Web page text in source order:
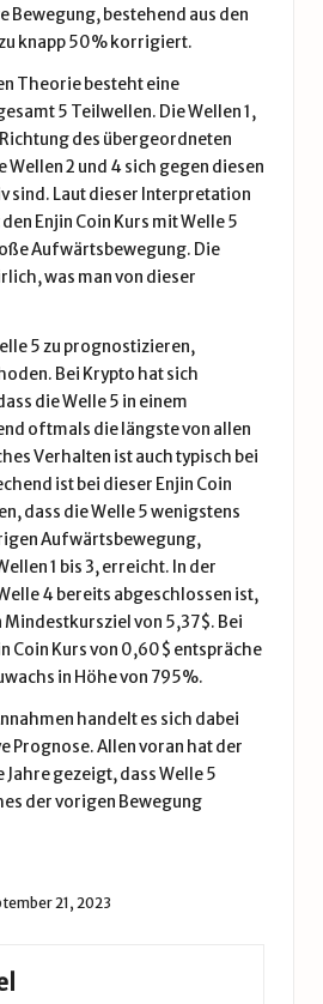
Bewegung, bestehend aus den
zu knapp 50% korrigiert.
Theorie besteht eine
5 Teilwellen. Die Wellen 1,
des übergeordneten
Wellen 2 und 4 sich gegen diesen
sind. Laut dieser Interpretation
Enjin Coin Kurs mit Welle 5
Aufwärtsbewegung. Die
was man von dieser
5 zu prognostizieren,
Bei Krypto hat sich
die Welle 5 in einem
oftmals die längste von allen
Verhalten ist auch typisch bei
ist bei dieser Enjin Coin
dass die Welle 5 wenigstens
Aufwärtsbewegung,
1 bis 3, erreicht. In der
4 bereits abgeschlossen ist,
von 5,37$. Bei
Coin Kurs von 0,60$ entspräche
in Höhe von 795%.
handelt es sich dabei
Prognose. Allen voran hat der
Jahre gezeigt, dass Welle 5
der vorigen Bewegung
21, 2023